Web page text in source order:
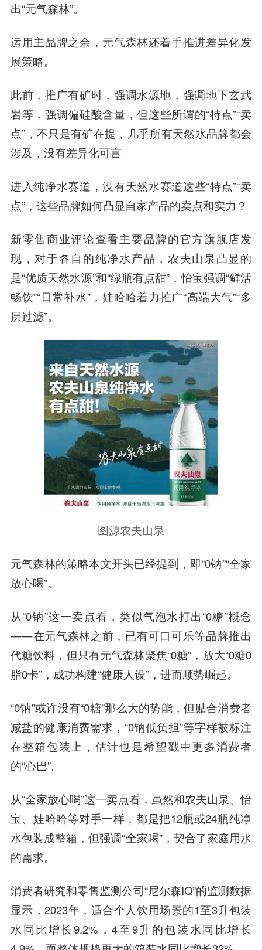
出“元气森林”。
运用主品牌之余，元气森林还着手推进差异化发
展策略。
此前，推广有矿时，强调水源地，强调地下玄武
岩等，强调偏硅酸含量，但这些所谓的“特点”“卖
点”，不只是有矿在提，几乎所有天然水品牌都会
涉及，没有差异化可言。
进入纯净水赛道，没有天然水赛道这些“特点”“卖
点”，这些品牌如何凸显自家产品的卖点和实力？
新零售商业评论查看主要品牌的官方旗舰店发
现，对于各自的纯净水产品，农夫山泉凸显的
是“优质天然水源”和“绿瓶有点甜”，怡宝强调“鲜活
畅饮”“日常补水”，娃哈哈着力推广“高端大气”“多
层过滤”。
图源农夫山泉
元气森林的策略本文开头已经提到，即“0钠”“全家
放心喝”。
从“0钠”这一卖点看，类似气泡水打出“0糖”概念
——在元气森林之前，已有可口可乐等品牌推出
代糖饮料，但只有元气森林聚焦“0糖”，放大“0糖0
脂0卡”，成功构建“健康人设”，进而顺势崛起。
“0钠”或许没有“0糖”那么大的势能，但贴合消费者
减盐的健康消费需求，“0钠低负担”等字样被标注
在整箱包装上，估计也是希望戳中更多消费者
的“心巴”。
从“全家放心喝”这一卖点看，虽然和农夫山泉、怡
宝、娃哈哈等对手一样，都是把12瓶或24瓶纯净
水包装成整箱，但强调“全家喝”，契合了家庭用水
的需求。
消费者研究和零售监测公司“尼尔森IQ”的监测数据
显示，2023年，适合个人饮用场景的1至3升包装
水同比增长9.2%，4至9升的包装水同比增长